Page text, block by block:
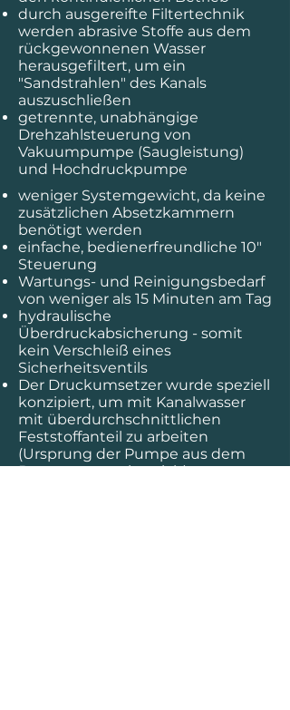
durch ausgereifte Filtertechnik
werden abrasive Stoffe aus dem
rückgewonnenen Wasser
herausgefiltert, um ein
"Sandstrahlen" des Kanals
auszuschließen
getrennte, unabhängige
Drehzahlsteuerung von
Vakuumpumpe (Saugleistung)
und Hochdruckpumpe
weniger Systemgewicht, da keine
zusätzlichen Absetzkammern
benötigt werden
einfache, bedienerfreundliche 10"
Steuerung
Wartungs- und Reinigungsbedarf
von weniger als 15 Minuten am Tag
hydraulische
Überdruckabsicherung - somit
kein Verschleiß eines
Sicherheitsventils
Der Druckumsetzer wurde speziell
konzipiert, um mit Kanalwasser
mit überdurchschnittlichen
Feststoffanteil zu arbeiten
(Ursprung der Pumpe aus dem
Betonpumpenbereich)